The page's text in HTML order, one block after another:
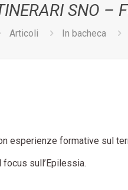
SNO –
Articoli In bacheca
esperienze formative sul
sull’Epilessia.